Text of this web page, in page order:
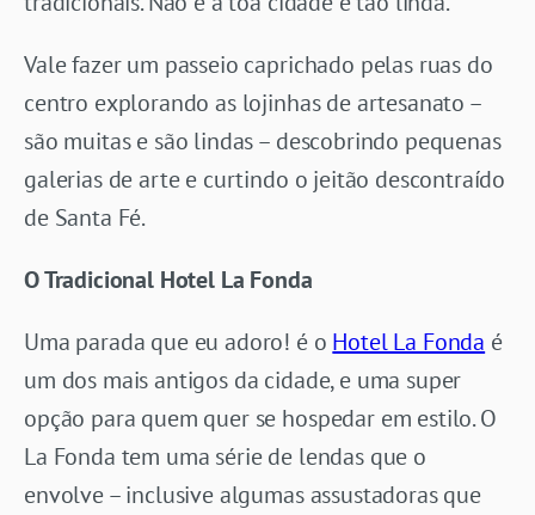
Vale fazer um passeio caprichado pelas ruas do
centro explorando as lojinhas de artesanato –
são muitas e são lindas – descobrindo pequenas
galerias de arte e curtindo o jeitão descontraído
de Santa Fé.
O Tradicional Hotel La Fonda
Uma parada que eu adoro! é o Hotel La Fonda é
um dos mais antigos da cidade, e uma super
opção para quem quer se hospedar em estilo. O
La Fonda tem uma série de lendas que o
envolve – inclusive algumas assustadoras que